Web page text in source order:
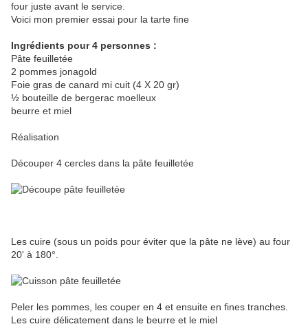
four juste avant le service.
Voici mon premier essai pour la tarte fine
Ingrédients pour 4 personnes :
Pâte feuilletée
2 pommes jonagold
Foie gras de canard mi cuit (4 X 20 gr)
½ bouteille de bergerac moelleux
beurre et miel
Réalisation
Découper 4 cercles dans la pâte feuilletée
Les cuire (sous un poids pour éviter que la pâte ne lève) au four
20' à 180°.
Peler les pommes, les couper en 4 et ensuite en fines tranches.
Les cuire délicatement dans le beurre et le miel